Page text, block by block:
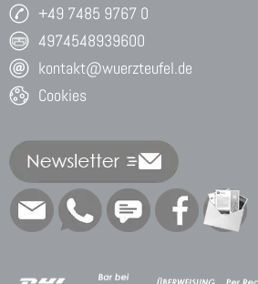
+49 7485 9767 0
4974548939600
kontakt@wuerzteufel.de
Cookies